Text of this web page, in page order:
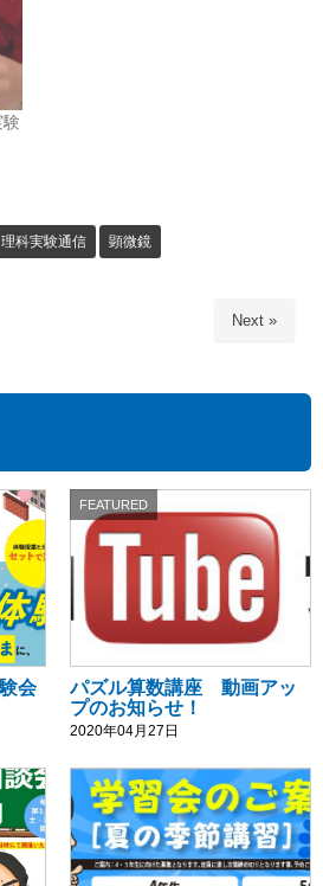
理科実験通信 顕微鏡
Next »
会
FEATURED
パズル算数講座 動画アッ
プのお知らせ！
2020年04月27日